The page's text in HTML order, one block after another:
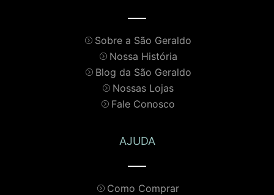
Sobre a São Geraldo
Nossa História
Blog da São Geraldo
Nossas Lojas
Fale Conosco
AJUDA
Como Comprar